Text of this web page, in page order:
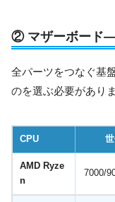
② マザーボード
全パーツをつなぐ基
のを選ぶ必要がありま
CPU
AMD Ryze
n
7000/